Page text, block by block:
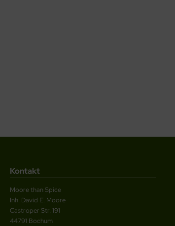
Kontakt
Moore than Spice
Inh. David E. Moore
Castroper Str. 191
44791 Bochum